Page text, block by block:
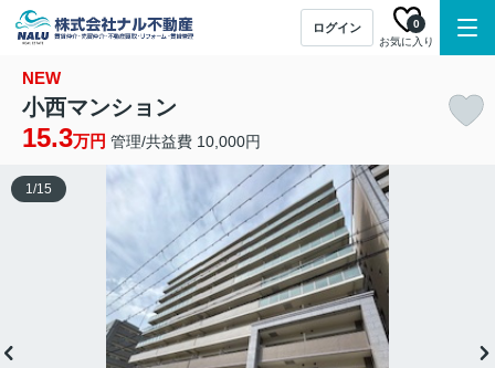
ログイン
お気に入り
0
NEW
小西マンション
15.3万円 管理/共益費 10,000円
1/15